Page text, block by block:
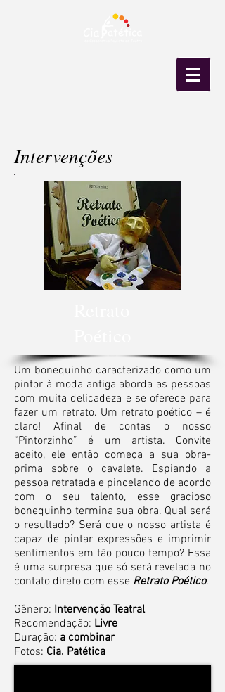
Intervenções
Um bonequinho caracterizado como um
pintor à moda antiga aborda as pessoas
com muita delicadeza e se oferece para
fazer um retrato. Um retrato poético – é
claro! Afinal de contas o nosso
“Pintorzinho” é um artista. Convite
aceito, ele então começa a sua obra-
prima sobre o cavalete. Espiando a
pessoa retratada e pincelando de acordo
com o seu talento, esse gracioso
bonequinho termina sua obra. Qual será
o resultado? Será que o nosso artista é
capaz de pintar expressões e imprimir
sentimentos em tão pouco tempo? Essa
é uma surpresa que só será revelada no
contato direto com esse Retrato Poético.
Gênero: Intervenção Teatral
Recomendação: Livre
Duração: a combinar
Fotos: Cia. Patética